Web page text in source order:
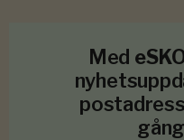
Med